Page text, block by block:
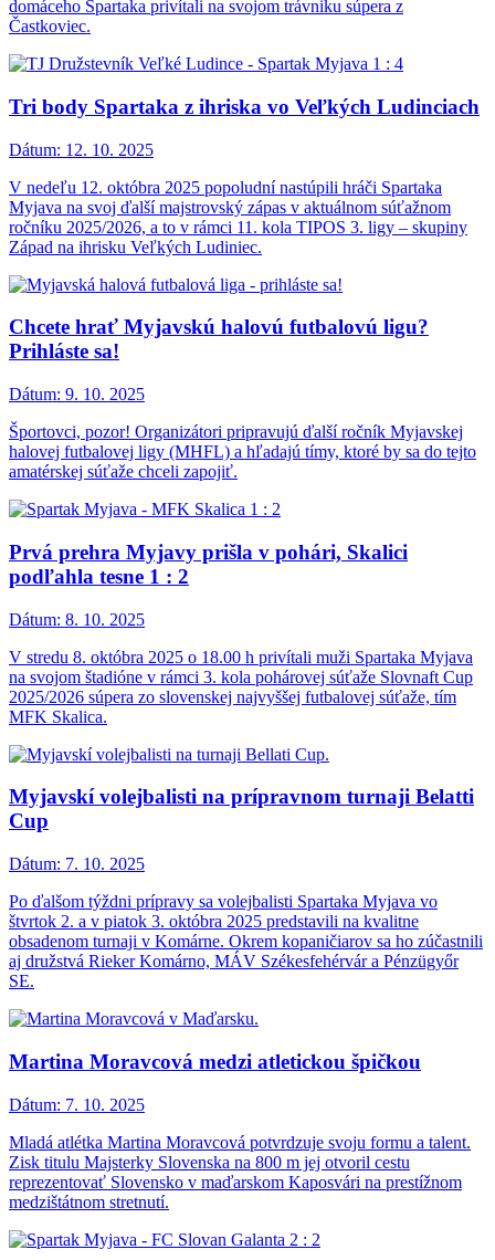
domáceho Spartaka privítali na svojom trávniku súpera z
Častkoviec.
Tri body Spartaka z ihriska vo Veľkých Ludinciach
Dátum: 12. 10. 2025
V nedeľu 12. októbra 2025 popoludní nastúpili hráči Spartaka
Myjava na svoj ďalší majstrovský zápas v aktuálnom súťažnom
ročníku 2025/2026, a to v rámci 11. kola TIPOS 3. ligy – skupiny
Západ na ihrisku Veľkých Ludiniec.
Chcete hrať Myjavskú halovú futbalovú ligu?
Prihláste sa!
Dátum: 9. 10. 2025
Športovci, pozor! Organizátori pripravujú ďalší ročník Myjavskej
halovej futbalovej ligy (MHFL) a hľadajú tímy, ktoré by sa do tejto
amatérskej súťaže chceli zapojiť.
Prvá prehra Myjavy prišla v pohári, Skalici
podľahla tesne 1 : 2
Dátum: 8. 10. 2025
V stredu 8. októbra 2025 o 18.00 h privítali muži Spartaka Myjava
na svojom štadióne v rámci 3. kola pohárovej súťaže Slovnaft Cup
2025/2026 súpera zo slovenskej najvyššej futbalovej súťaže, tím
MFK Skalica.
Myjavskí volejbalisti na prípravnom turnaji Belatti
Cup
Dátum: 7. 10. 2025
Po ďalšom týždni prípravy sa volejbalisti Spartaka Myjava vo
štvrtok 2. a v piatok 3. októbra 2025 predstavili na kvalitne
obsadenom turnaji v Komárne. Okrem kopaničiarov sa ho zúčastnili
aj družstvá Rieker Komárno, MÁV Székesfehérvár a Pénzügyőr
SE.
Martina Moravcová medzi atletickou špičkou
Dátum: 7. 10. 2025
Mladá atlétka Martina Moravcová potvrdzuje svoju formu a talent.
Zisk titulu Majsterky Slovenska na 800 m jej otvoril cestu
reprezentovať Slovensko v maďarskom Kaposvári na prestížnom
medzištátnom stretnutí.